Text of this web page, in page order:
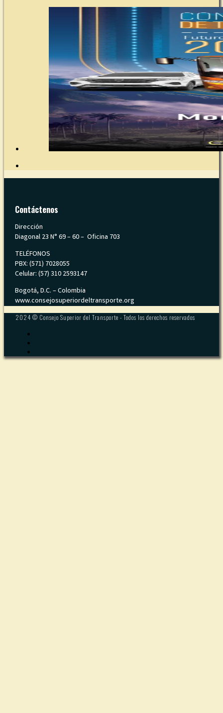
Contáctenos
Dirección
Diagonal 23 N° 69 – 60 – Oficina 703
TELÉFONOS
PBX: (571) 7028055
Celular: (57) 310 2593147
Bogotá, D.C. – Colombia
www.consejosuperiordeltransporte.org
2024 © Consejo Superior del Transporte - Todos los derechos reservados